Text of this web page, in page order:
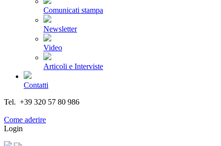
Comunicati stampa
Newsletter
Video
Articoli e Interviste
Contatti
Tel. +39 320 57 80 986
Come aderire
Login